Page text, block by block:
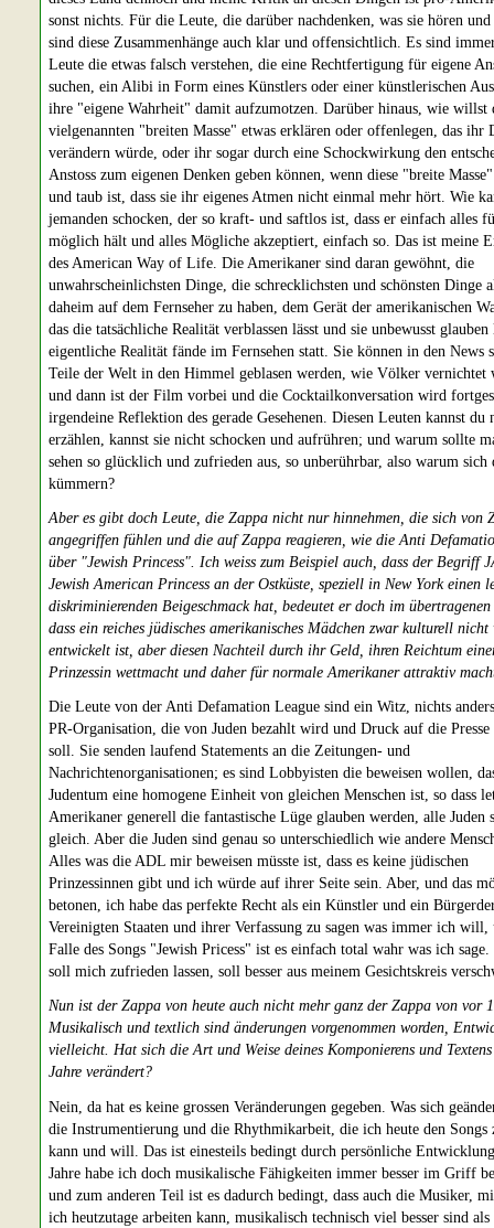
sonst nichts. Für die Leute, die darüber nachdenken, was sie hören und
sind diese Zusammenhänge auch klar und offensichtlich. Es sind
Leute die etwas falsch verstehen, die eine Rechtfertigung für eigene
suchen, ein Alibi in Form eines Künstlers oder einer künstlerischen
ihre "eigene Wahrheit" damit aufzumotzen. Darüber hinaus, wie willst
vielgenannten "breiten Masse" etwas erklären oder offenlegen, das ihr
verändern würde, oder ihr sogar durch eine Schockwirkung den
Anstoss zum eigenen Denken geben können, wenn diese "breite
und taub ist, dass sie ihr eigenes Atmen nicht einmal mehr hört. Wie
jemanden schocken, der so kraft- und saftlos ist, dass er einfach alles
möglich hält und alles Mögliche akzeptiert, einfach so. Das ist meine
des American Way of Life. Die Amerikaner sind daran gewöhnt, die
unwahrscheinlichsten Dinge, die schrecklichsten und schönsten Dinge
daheim auf dem Fernseher zu haben, dem Gerät der amerikanischen
das die tatsächliche Realität verblassen lässt und sie unbewusst glauben
eigentliche Realität fände im Fernsehen statt. Sie können in den News
Teile der Welt in den Himmel geblasen werden, wie Völker vernichtet
und dann ist der Film vorbei und die Cocktailkonversation wird
irgendeine Reflektion des gerade Gesehenen. Diesen Leuten kannst du
erzählen, kannst sie nicht schocken und aufrühren; und warum sollte
sehen so glücklich und zufrieden aus, so unberührbar, also warum sich
kümmern?
Aber es gibt doch Leute, die Zappa nicht nur hinnehmen, die sich von
angegriffen fühlen und die auf Zappa reagieren, wie die Anti
über "Jewish Princess". Ich weiss zum Beispiel auch, dass der Begriff
Jewish American Princess an der Ostküste, speziell in New York einen
diskriminierenden Beigeschmack hat, bedeutet er doch im
dass ein reiches jüdisches amerikanisches Mädchen zwar kulturell nicht
entwickelt ist, aber diesen Nachteil durch ihr Geld, ihren Reichtum
Prinzessin wettmacht und daher für normale Amerikaner attraktiv
Die Leute von der Anti Defamation League sind ein Witz, nichts
PR-Organisation, die von Juden bezahlt wird und Druck auf die Presse
soll. Sie senden laufend Statements an die Zeitungen- und
Nachrichtenorganisationen; es sind Lobbyisten die beweisen wollen,
Judentum eine homogene Einheit von gleichen Menschen ist, so dass
Amerikaner generell die fantastische Lüge glauben werden, alle Juden
gleich. Aber die Juden sind genau so unterschiedlich wie andere
Alles was die ADL mir beweisen müsste ist, dass es keine jüdischen
Prinzessinnen gibt und ich würde auf ihrer Seite sein. Aber, und das
betonen, ich habe das perfekte Recht als ein Künstler und ein
Vereinigten Staaten und ihrer Verfassung zu sagen was immer ich
Falle des Songs "Jewish Pricess" ist es einfach total wahr was ich
soll mich zufrieden lassen, soll besser aus meinem Gesichtskreis
Nun ist der Zappa von heute auch nicht mehr ganz der Zappa von vor
Musikalisch und textlich sind änderungen vorgenommen worden,
vielleicht. Hat sich die Art und Weise deines Komponierens und
Jahre verändert?
Nein, da hat es keine grossen Veränderungen gegeben. Was sich
die Instrumentierung und die Rhythmikarbeit, die ich heute den Songs
kann und will. Das ist einesteils bedingt durch persönliche
Jahre habe ich doch musikalische Fähigkeiten immer besser im Griff
und zum anderen Teil ist es dadurch bedingt, dass auch die Musiker,
ich heutzutage arbeiten kann, musikalisch technisch viel besser sind als